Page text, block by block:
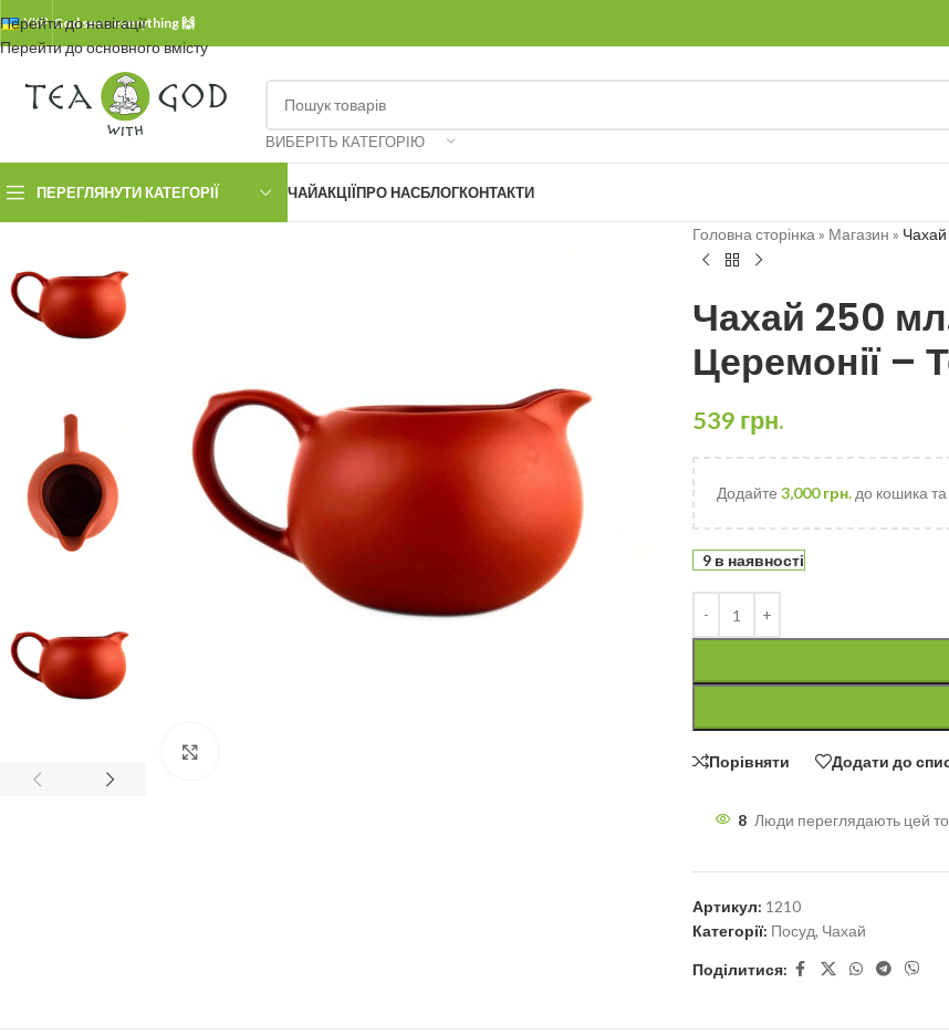
Перейти до навігації
Перейти до основного вмісту
УКР.God sees everything 🙌
ВИБЕРІТЬ КАТЕГОРІЮ
ПЕРЕГЛЯНУТИ КАТЕГОРІЇ ЧАЙАКЦІЇПРО НАСБЛОГКОНТАКТИ
Головна сторінка » Магазин » Чахай
Чахай 250
Церемонії –
539 грн.
Додайте 3,000грн.до кошика та
9 в наявності
Порівняти Додати до
8 Люди переглядають цей
Артикул: 1210
Категорії: Посуд, Чахай
Поділитися: